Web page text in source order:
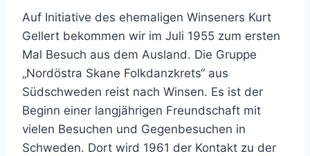
Auf Initiative des ehemaligen Winseners Kurt
Gellert bekommen wir im Juli 1955 zum ersten
Mal Besuch aus dem Ausland. Die Gruppe
„Nordöstra Skane Folkdanzkrets“ aus
Südschweden reist nach Winsen. Es ist der
Beginn einer langjährigen Freundschaft mit
vielen Besuchen und Gegenbesuchen in
Schweden. Dort wird 1961 der Kontakt zu der